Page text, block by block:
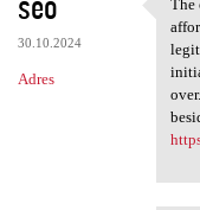
30.10.2024
Adres
The
The